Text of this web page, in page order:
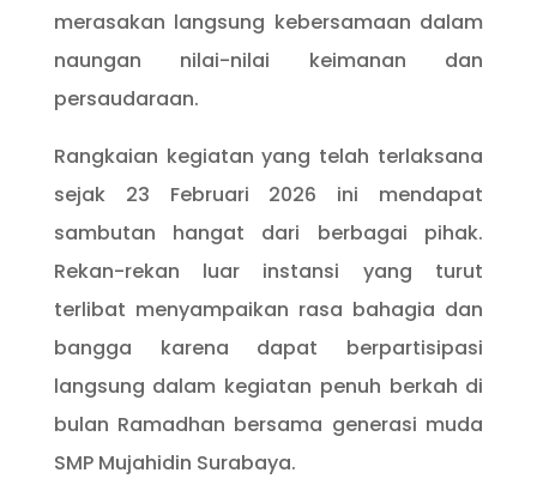
merasakan langsung kebersamaan dalam
naungan nilai-nilai keimanan dan
persaudaraan.
Rangkaian kegiatan yang telah terlaksana
sejak 23 Februari 2026 ini mendapat
sambutan hangat dari berbagai pihak.
Rekan-rekan luar instansi yang turut
terlibat menyampaikan rasa bahagia dan
bangga karena dapat berpartisipasi
langsung dalam kegiatan penuh berkah di
bulan Ramadhan bersama generasi muda
SMP Mujahidin Surabaya.